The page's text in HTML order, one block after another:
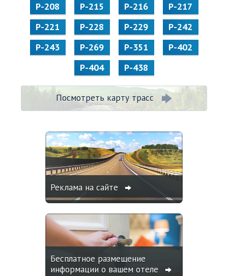
Р-208
Р-215 Р-216
Р-217
Р-221
Р-228 Р-229
Р-242
Р-243
Р-269 Р-351
Р-402
Р-404
Р-438
Посмотреть карту трасс
Реклама на сайте
Бесплатное размещение
информации о вашем отеле